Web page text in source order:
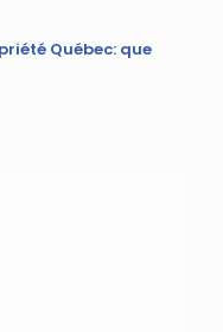
Québec: que